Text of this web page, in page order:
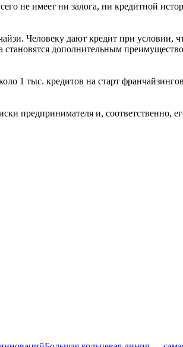
не имеет ни залога, ни кредитной
Человеку дают кредит при условии,
становятся дополнительным
1 тыс. кредитов на старт
предпринимателя и, соответственно,